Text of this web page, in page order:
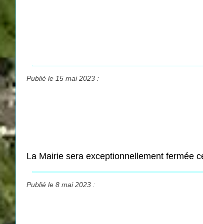
Publié le 15 mai 2023 :
La Mairie sera exceptionnellement fermée
Publié le 8 mai 2023 :